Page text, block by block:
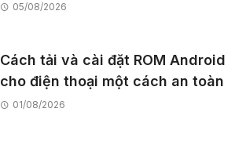
05/08/2026
Cách tải và cài đặt ROM Android
cho điện thoại một cách an toàn
01/08/2026